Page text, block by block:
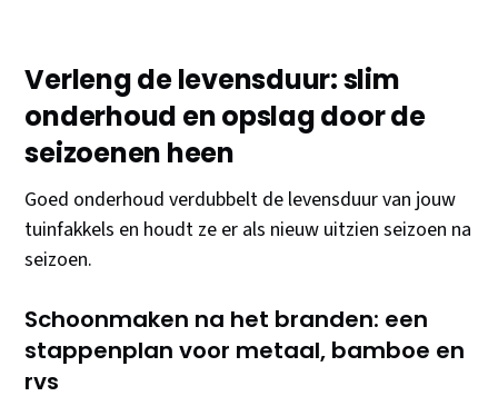
Verleng de levensduur: slim
onderhoud en opslag door de
seizoenen heen
Goed onderhoud verdubbelt de levensduur van jouw
tuinfakkels en houdt ze er als nieuw uitzien seizoen na
seizoen.
Schoonmaken na het branden: een
stappenplan voor metaal, bamboe en
rvs